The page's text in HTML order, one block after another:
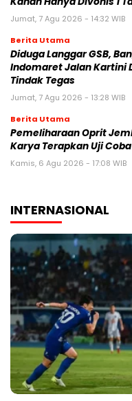
Jumat, 7 Agu 2026 - 14:32 WIB
Berita Utama
Diduga Langgar GSB,
Indomaret Jalan Kartini
Tindak Tegas
Jumat, 7 Agu 2026 - 13:28 WIB
Berita Utama
Pemeliharaan Oprit
Karya Terapkan Uji
Kamis, 6 Agu 2026 - 17:08 WIB
INTERNASIONAL